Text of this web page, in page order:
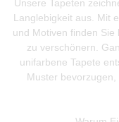
Unsere Tapeten
Langlebigkeit aus. Mit
und Motiven finden Sie
zu verschönern.
unifarbene Tapete
Muster bevorzugen,